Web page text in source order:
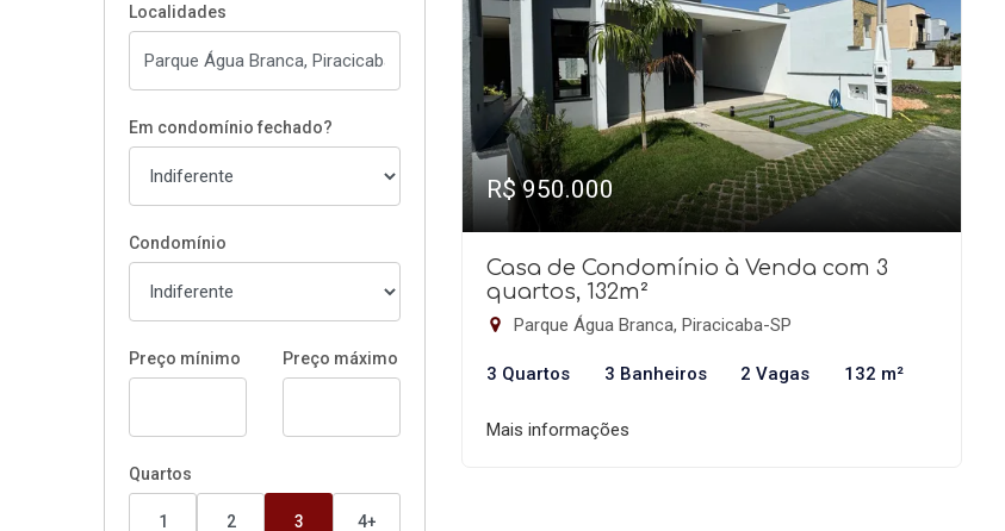
Localidades
Em condomínio fechado?
Condomínio
Preço mínimo Preço máximo
Quartos
1 2 3 4+
R$ 950.000
Casa de Condomínio à Venda com 3
quartos, 132m²
Parque Água Branca, Piracicaba-SP
3 Quartos 3 Banheiros 2 Vagas 132 m²
Mais informações